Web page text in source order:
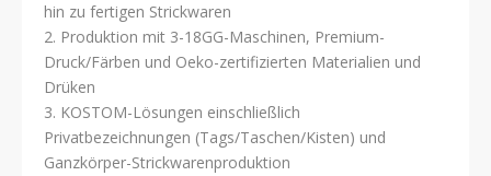
hin zu fertigen Strickwaren
2. Produktion mit 3-18GG-Maschinen, Premium-
Druck/Färben und Oeko-zertifizierten Materialien und
Drüken
3. KOSTOM-Lösungen einschließlich
Privatbezeichnungen (Tags/Taschen/Kisten) und
Ganzkörper-Strickwarenproduktion